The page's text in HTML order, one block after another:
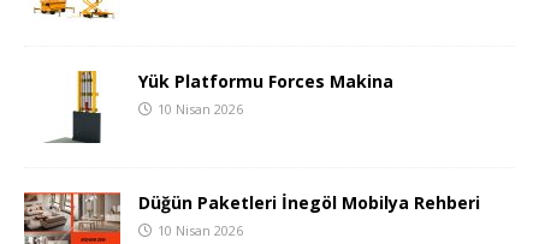
Yük Platformu Forces Makina
10 Nisan 2026
Düğün Paketleri İnegöl Mobilya Rehberi
10 Nisan 2026